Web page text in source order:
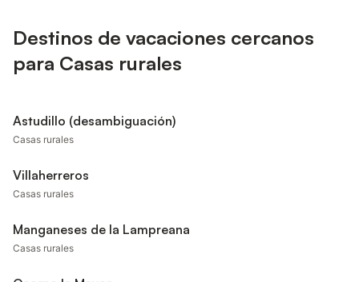
Destinos de vacaciones cercanos
para Casas rurales
Astudillo (desambiguación)
Casas rurales
Villaherreros
Casas rurales
Manganeses de la Lampreana
Casas rurales